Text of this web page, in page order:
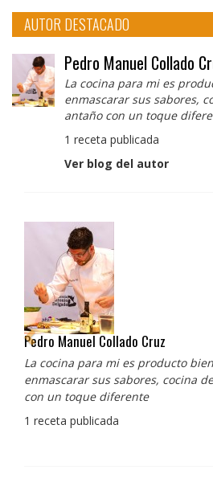
AUTOR DESTACADO
Pedro Manuel Collado
La cocina para mi es
enmascarar sus sabores,
antaño con un toque
1 receta publicada
Ver blog del autor
Pedro Manuel Collado Cruz
La cocina para mi es producto
enmascarar sus sabores, cocina
con un toque diferente
1 receta publicada